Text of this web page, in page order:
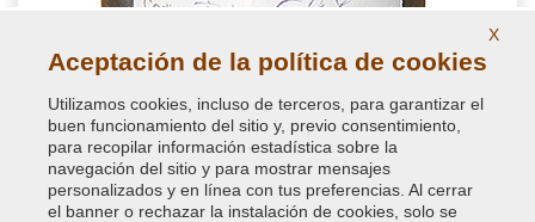
X
Aceptación de la política de cookies
Utilizamos cookies, incluso de terceros, para garantizar el
buen funcionamiento del sitio y, previo consentimiento,
para recopilar información estadística sobre la
navegación del sitio y para mostrar mensajes
personalizados y en línea con tus preferencias. Al cerrar
el banner o rechazar la instalación de cookies, solo se